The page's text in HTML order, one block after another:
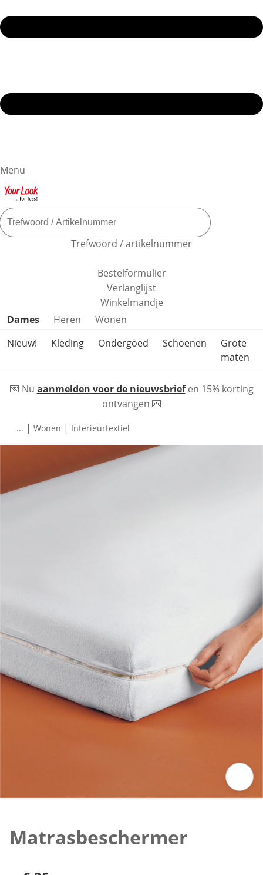
Menu
Trefwoord / artikelnummer
Bestelformulier
Verlanglijst
Winkelmandje
Productcategorieën overslaan
Dames Heren
Wonen
Nieuw!
Kleding Ondergoed Schoenen
Grote
maten
💌 Nu aanmelden voor de nieuwsbriefen 15% korting
ontvangen 💌
... | Wonen | Interieurtextiel
Matrasbeschermer
€ 35,-